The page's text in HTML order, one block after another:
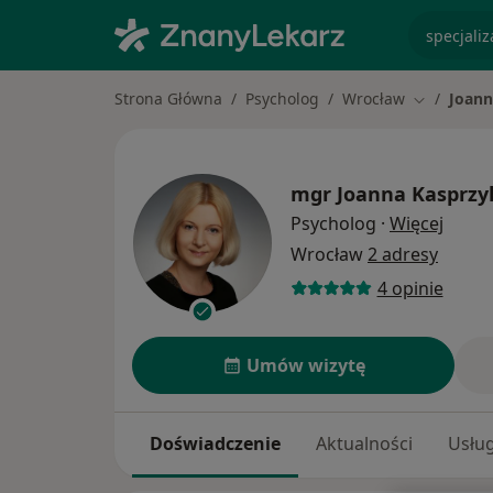
Strona Główna Psycholog Wrocław Zmień
mgr Joanna
Psycholog · Więcej
Wrocław2 adresy
4 opinie
Umów wizytę
Doświadczenie Aktualności